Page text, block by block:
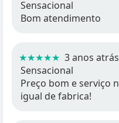
Sensacional
Bom atendimento
★★★★★ 3 anos atrás
Sensacional
Preço bom e serviço
igual de fabrica!